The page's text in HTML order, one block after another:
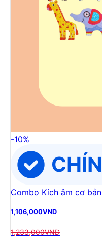
-10%
Combo Kích âm cơ bản
1,106,000VND
1,233,000VND